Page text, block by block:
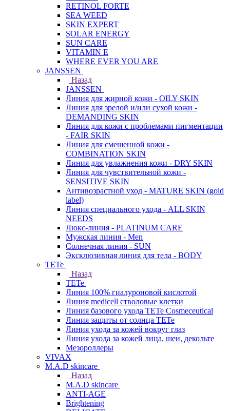
RETINOL FORTE
SEA WEED
SKIN EXPERT
SOLAR ENERGY
SUN CARE
VITAMIN E
WHERE EVER YOU ARE
JANSSEN
Назад
JANSSEN
Линия для жирной кожи - OILY SKIN
Линия для зрелой и/или сухой кожи -
DEMANDING SKIN
Линия для кожи с проблемами пигментации
- FAIR SKIN
Линия для смешенной кожи -
COMBINATION SKIN
Линия для увлажнения кожи - DRY SKIN
Линия для чувствительной кожи -
SENSITIVE SKIN
Антивозрастной уход - MATURE SKIN (gold
label)
Линия специального ухода - ALL SKIN
NEEDS
Люкс-линия - PLATINUM CARE
Мужская линия - Men
Солнечная линия - SUN
Эксклюзивная линия для тела - BODY
TETe
Назад
TETe
Линия 100% гиалуроновой кислотой
Линия medicell стволовые клетки
Линия базового ухода TETe Cosmeceutical
Линия защиты от солнца TETe
Линия ухода за кожей вокруг глаз
Линия ухода за кожей лица, шеи, декольте
Мезороллеры
VIVAX
M.A.D skincare
Назад
M.A.D skincare
ANTI-AGE
Brightening